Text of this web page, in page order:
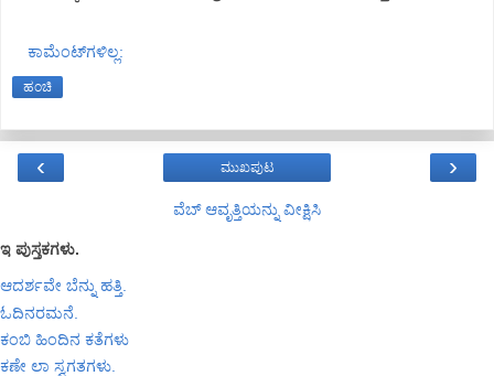
ಕಾಮೆಂಟ್‌ಗಳಿಲ್ಲ:
ಹಂಚಿ
‹ ›
ಮುಖಪುಟ
ವೆಬ್‌ ಆವೃತ್ತಿಯನ್ನು ವೀಕ್ಷಿಸಿ
ಇ ಪುಸ್ತಕಗಳು.
ಆದರ್ಶವೇ ಬೆನ್ನು ಹತ್ತಿ.
ಓದಿನರಮನೆ.
ಕಂಬಿ ಹಿಂದಿನ ಕತೆಗಳು
ಕಣೇ ಲಾ ಸ್ವಗತಗಳು.